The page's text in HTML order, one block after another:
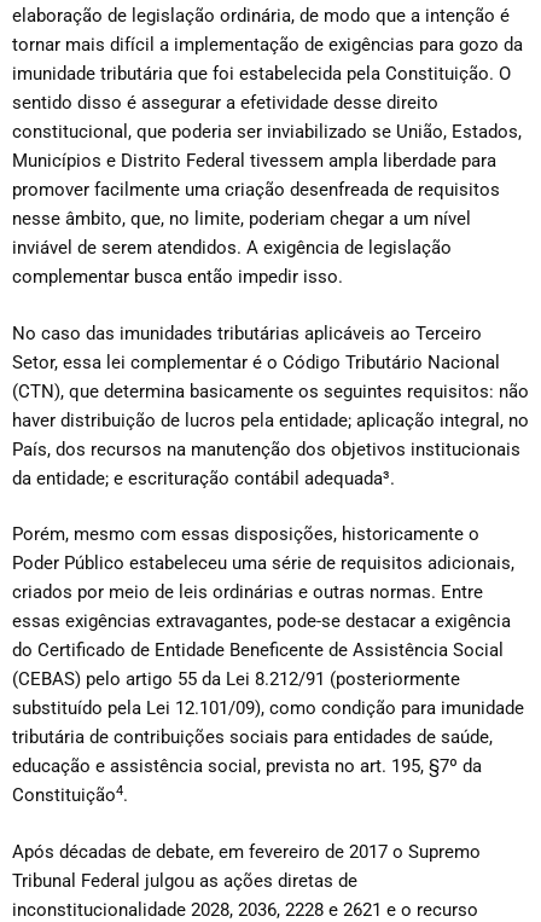
elaboração de legislação ordinária, de modo que a intenção é
tornar mais difícil a implementação de exigências para gozo da
imunidade tributária que foi estabelecida pela Constituição. O
sentido disso é assegurar a efetividade desse direito
constitucional, que poderia ser inviabilizado se União, Estados,
Municípios e Distrito Federal tivessem ampla liberdade para
promover facilmente uma criação desenfreada de requisitos
nesse âmbito, que, no limite, poderiam chegar a um nível
inviável de serem atendidos. A exigência de legislação
complementar busca então impedir isso.
No caso das imunidades tributárias aplicáveis ao Terceiro
Setor, essa lei complementar é o Código Tributário Nacional
(CTN), que determina basicamente os seguintes requisitos: não
haver distribuição de lucros pela entidade; aplicação integral, no
País, dos recursos na manutenção dos objetivos institucionais
da entidade; e escrituração contábil adequada³.
Porém, mesmo com essas disposições, historicamente o
Poder Público estabeleceu uma série de requisitos adicionais,
criados por meio de leis ordinárias e outras normas. Entre
essas exigências extravagantes, pode-se destacar a exigência
do Certificado de Entidade Beneficente de Assistência Social
(CEBAS) pelo artigo 55 da Lei 8.212/91 (posteriormente
substituído pela Lei 12.101/09), como condição para imunidade
tributária de contribuições sociais para entidades de saúde,
educação e assistência social, prevista no art. 195, §7º da
Constituição4.
Após décadas de debate, em fevereiro de 2017 o Supremo
Tribunal Federal julgou as ações diretas de
inconstitucionalidade 2028, 2036, 2228 e 2621 e o recurso